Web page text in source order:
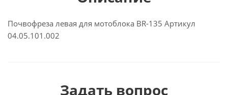
Почвофреза левая для мотоблока BR-135 Артикул
04.05.101.002
Задать вопрос